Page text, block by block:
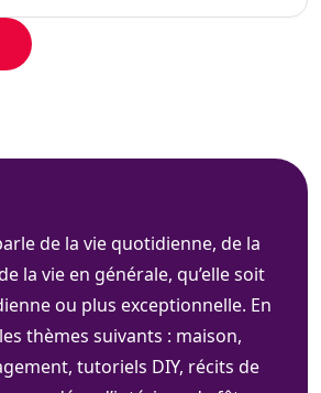
de la vie quotidienne, de la
la vie en générale, qu’elle soit
ou plus exceptionnelle. En
thèmes suivants : maison,
tutoriels DIY, récits de